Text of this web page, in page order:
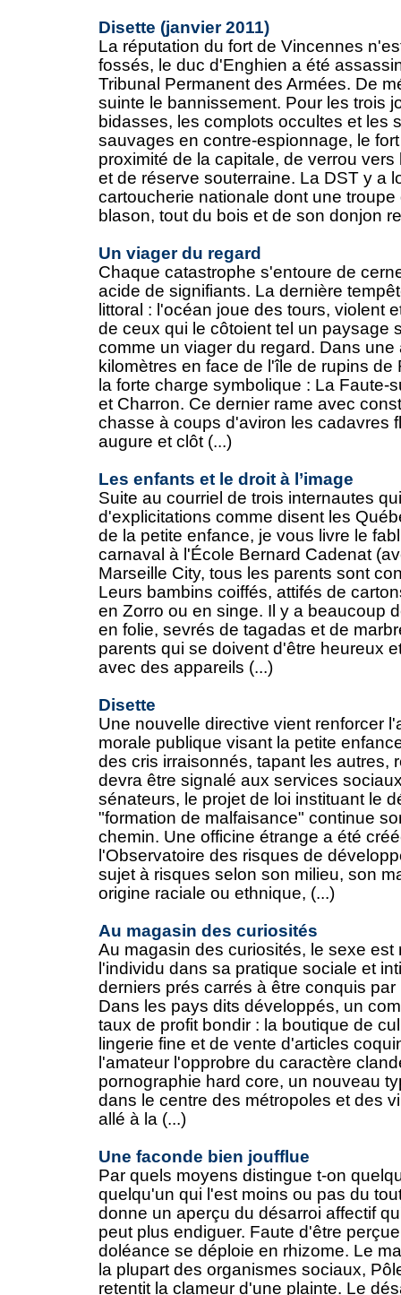
Disette (janvier 2011)
La réputation du fort de Vincennes
fossés, le duc d'Enghien a été
Tribunal Permanent des Armées. De
suinte le bannissement. Pour les trois
bidasses, les complots occultes et les
sauvages en contre-espionnage, le
proximité de la capitale, de verrou
et de réserve souterraine. La DST y a
cartoucherie nationale dont une
blason, tout du bois et de son donjon
Un viager du regard
Chaque catastrophe s'entoure de
acide de signifiants. La dernière
littoral : l'océan joue des tours, violent
de ceux qui le côtoient tel un paysage
comme un viager du regard. Dans
kilomètres en face de l'île de rupins de
la forte charge symbolique : La Faute-
et Charron. Ce dernier rame avec
chasse à coups d'aviron les cadavres
augure et clôt (...)
Les enfants et le droit à l’image
Suite au courriel de trois internautes
d'explicitations comme disent les
de la petite enfance, je vous livre le
carnaval à l'École Bernard Cadenat
Marseille City, tous les parents sont
Leurs bambins coiffés, attifés de
en Zorro ou en singe. Il y a beaucoup
en folie, sevrés de tagadas et de
parents qui se doivent d'être heureux
avec des appareils (...)
Disette
Une nouvelle directive vient renforcer
morale publique visant la petite
des cris irraisonnés, tapant les autres,
devra être signalé aux services
sénateurs, le projet de loi instituant le
"formation de malfaisance" continue
chemin. Une officine étrange a été
l'Observatoire des risques de
sujet à risques selon son milieu, son
origine raciale ou ethnique, (...)
Au magasin des curiosités
Au magasin des curiosités, le sexe est
l'individu dans sa pratique sociale et
derniers prés carrés à être conquis
Dans les pays dits développés, un
taux de profit bondir : la boutique de
lingerie fine et de vente d'articles
l'amateur l'opprobre du caractère
pornographie hard core, un nouveau
dans le centre des métropoles et des
allé à la (...)
Une faconde bien joufflue
Par quels moyens distingue t-on
quelqu'un qui l'est moins ou pas du
donne un aperçu du désarroi affectif
peut plus endiguer. Faute d'être
doléance se déploie en rhizome. Le
la plupart des organismes sociaux,
retentit la clameur d'une plainte. Le